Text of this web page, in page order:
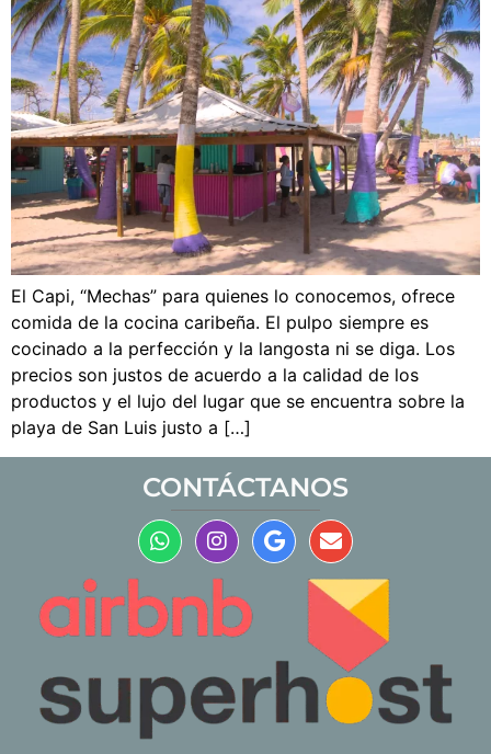
El Capi, “Mechas” para quienes lo conocemos, ofrece
comida de la cocina caribeña. El pulpo siempre es
cocinado a la perfección y la langosta ni se diga. Los
precios son justos de acuerdo a la calidad de los
productos y el lujo del lugar que se encuentra sobre la
playa de San Luis justo a […]
CONTÁCTANOS